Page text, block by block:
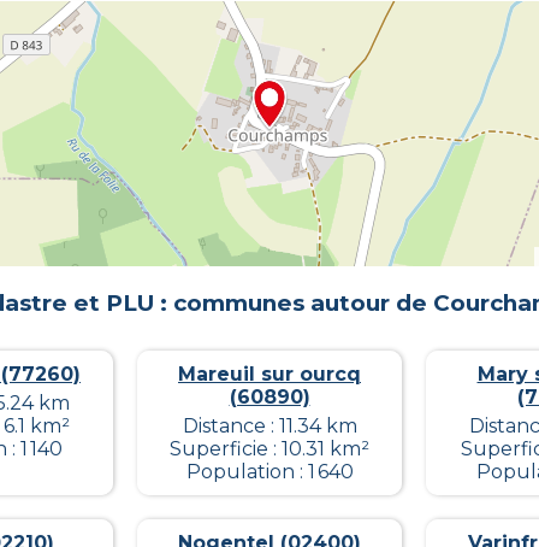
et PLU : communes autour de
km
km²
1 140
Mareuil sur ourcq
(60890)
Distance : 11.34 km
Superficie : 10.31 km²
Population : 1 640
Mary